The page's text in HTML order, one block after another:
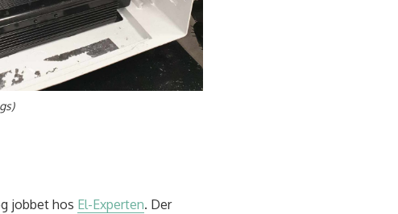
jobbet hos El-Experten. Der